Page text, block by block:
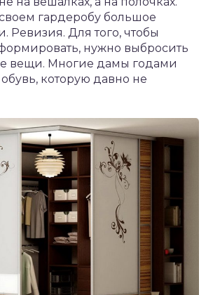
гардеробу большое
Ревизия. Для того, чтобы
нужно выбросить
вещи. Многие дамы годами
которую давно не